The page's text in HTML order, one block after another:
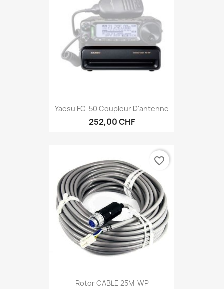
Yaesu FC-50 Coupleur D'antenne
252,00 CHF
Rotor CABLE 25M-WP
favorite_border